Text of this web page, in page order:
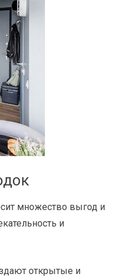
множество выгод и
и
открытые и